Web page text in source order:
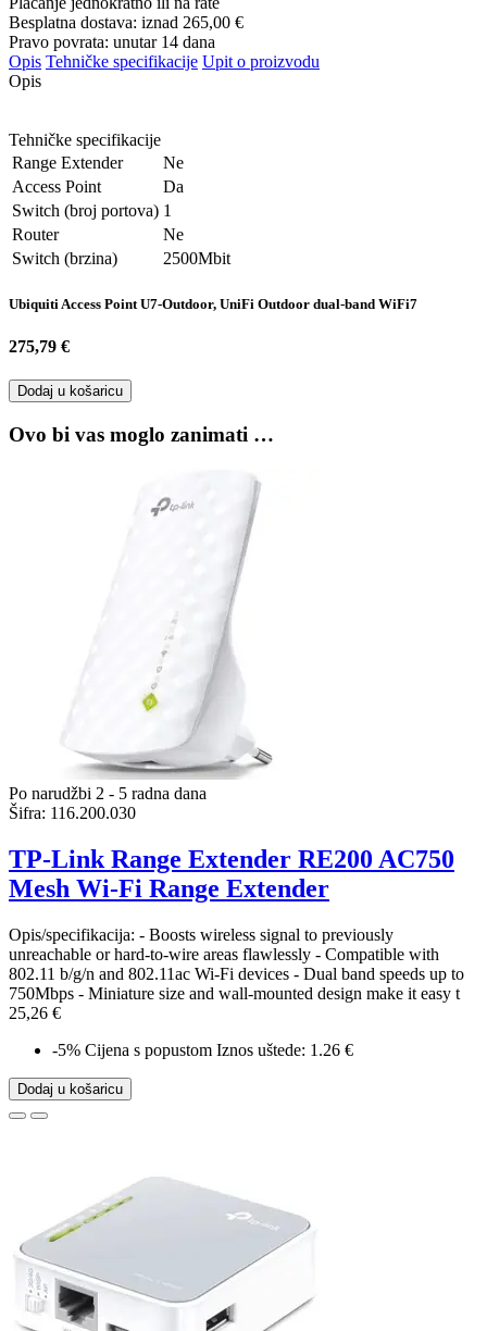
Besplatna dostava: iznad 265,00 €
Pravo povrata: unutar 14 dana
Opis Tehničke specifikacije Upit o proizvodu
Opis
Tehničke specifikacije
Range Extender
Ne
Access Point
Da
Switch (broj portova) 1
Router
Ne
Switch (brzina)
2500Mbit
Ubiquiti Access Point U7-Outdoor, UniFi Outdoor dual-band WiFi7
275,79 €
Dodaj u košaricu
Ovo bi vas moglo zanimati …
Po narudžbi 2 - 5 radna dana
Šifra: 116.200.030
TP-Link Range Extender RE200 AC750
Mesh Wi-Fi Range Extender
Opis/specifikacija: - Boosts wireless signal to previously
unreachable or hard-to-wire areas flawlessly - Compatible with
802.11 b/g/n and 802.11ac Wi-Fi devices - Dual band speeds up to
750Mbps - Miniature size and wall-mounted design make it easy t
25,26 €
-5% Cijena s popustom Iznos uštede: 1.26 €
Dodaj u košaricu